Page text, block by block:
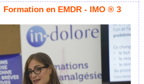
Formation en EMDR - IMO ® 3